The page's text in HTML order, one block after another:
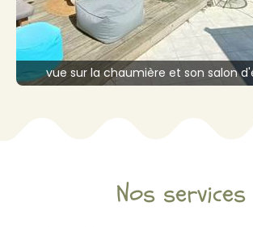
vue sur la chaumière et son salon
Nos services